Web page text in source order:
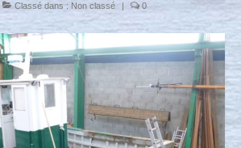
Classé dans : Non classé | 0